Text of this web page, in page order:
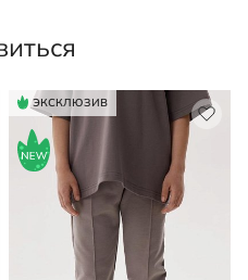
ЭКСКЛЮЗИВ